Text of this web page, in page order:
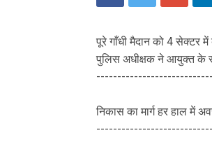
पूरे गाँधी मैदान को 4 सेक्टर में
पुलिस अधीक्षक ने आयुक्त के
निकास का मार्ग हर हाल में